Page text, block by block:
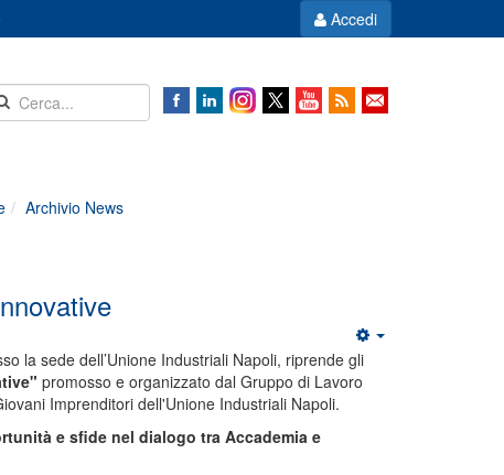
Accedi
Archivio News
la sede dell’Unione Industriali Napoli, riprende gli
promosso e organizzato dal Gruppo di Lavoro
Imprenditori dell'Unione Industriali Napoli.
e sfide nel dialogo tra Accademia e